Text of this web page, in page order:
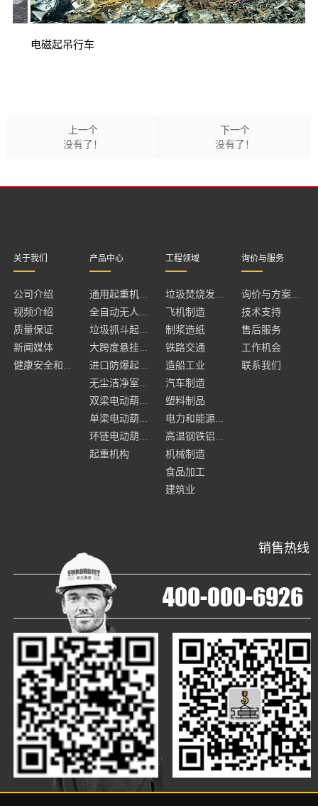
电磁起吊行车
上一个
没有了！
下一个
没有了！
关于我们
公司介绍
视频介绍
质量保证
新闻媒体
健康安全和...
产品中心
通用起重机...
全自动无人...
垃圾抓斗起...
大跨度悬挂...
进口防爆起...
无尘洁净室...
双梁电动葫...
单梁电动葫...
环链电动葫...
起重机构
工程领域
垃圾焚烧发...
飞机制造
制浆造纸
铁路交通
造船工业
汽车制造
塑料制品
电力和能源...
高温钢铁铝...
机械制造
食品加工
建筑业
询价与服务
询价与方案...
技术支持
售后服务
工作机会
联系我们
销售热线
400-000-6926